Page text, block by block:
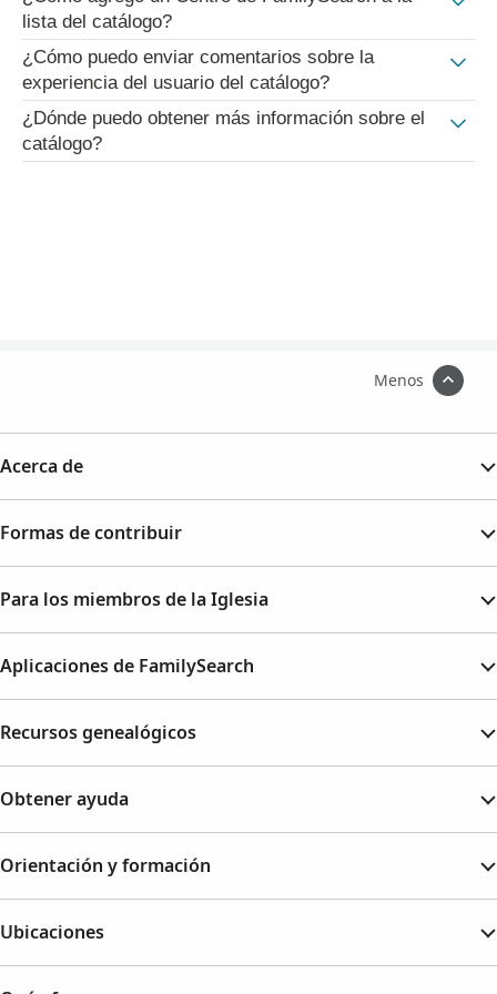
lista del catálogo?
¿Cómo puedo enviar comentarios sobre la
experiencia del usuario del catálogo?
¿Dónde puedo obtener más información sobre el
catálogo?